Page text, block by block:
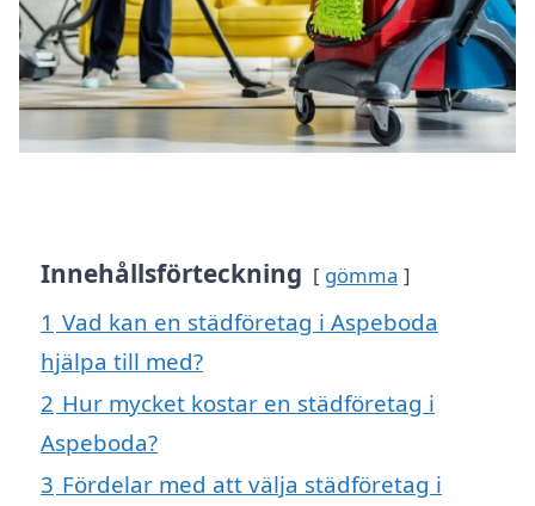
Innehållsförteckning gömma
1 Vad kan en städföretag i Aspeboda
hjälpa till med?
2 Hur mycket kostar en städföretag i
Aspeboda?
3 Fördelar med att välja städföretag i